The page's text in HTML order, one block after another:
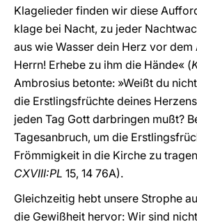
Klagelieder finden wir diese
klage bei Nacht, zu jeder
aus wie Wasser dein Herz vor dem
Herrn! Erhebe zu ihm die Hände« (
Ambrosius betonte: »Weißt du
die Erstlingsfrüchte deines
jeden Tag Gott darbringen mußt?
Tagesanbruch, um die
Frömmigkeit in die Kirche zu
CXVIII:PL 15, 14 76A).
Gleichzeitig hebt unsere Strophe
die Gewißheit hervor: Wir sind